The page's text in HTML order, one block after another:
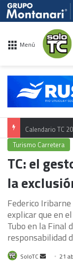
Menú
Calendario TC
Turismo Carretera
TC: el
la
Federico
explicar que en
Tubo en la Final
responsabilidad
SoloTC
Send 21